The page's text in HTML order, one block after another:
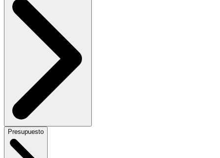
Presupuesto